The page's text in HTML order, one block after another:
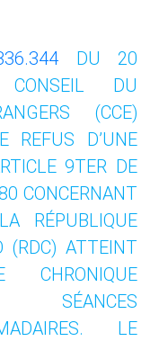
DU 20
DU
(CCE)
REFUS D’UNE
9TER DE
CONCERNANT
RÉPUBLIQUE
(RDC) ATTEINT
CHRONIQUE
SÉANCES
LE